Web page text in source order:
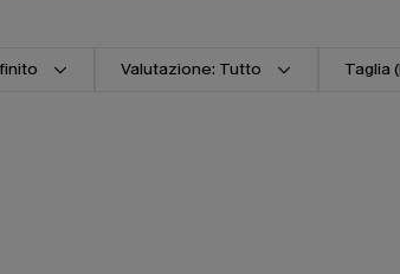
Valutazione: Tutto Taglia